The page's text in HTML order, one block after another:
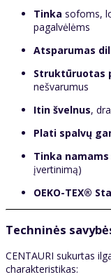
Tinka sofoms,
pagalvėlėms
Atsparumas
Struktūruotas
nešvarumus
Itin švelnus,
Plati spalvų
Tinka
įvertinimą)
OEKO-TEX®
Techninės
CENTAURI sukurtas
charakteristikas: